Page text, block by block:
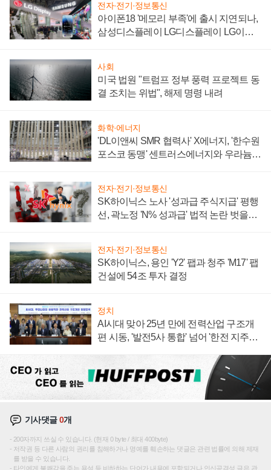
전자·전기·정보통신
아이폰18 '메모리 부족'에 출시 지연되나,
삼성디스플레이 LG디스플레이 LG이노
사회
미국 법원 "트럼프 정부 풍력 프로젝트 동
결 조치는 위법", 해제 명령 내려
화학·에너지
'DL이앤씨 SMR 협력사' X에너지, '한수원
포스코 동맹' 센트러스에너지와 우라늄
전자·전기·정보통신
SK하이닉스 노사 '성과급 주식지급' 평행
선, 곽노정 'N% 성과급' 법적 논란 벗을지
전자·전기·정보통신
SK하이닉스, 용인 'Y2' 팹과 청주 'M17' 팹
건설에 54조 투자 결정
정치
AI시대 맞아 25년 만에 전력산업 구조개
편 시동, '발전5사 통합' 넘어 '한전 지주사'
기사댓글0개
200자까지 쓰실 수 있습니다. (현재 0 byte / 최대 400byte)
저작권 등 다른 사람의 권리를 침해하거나 명예를 훼손하는 댓글은 관련 법률에 의해 제재
를 받을 수 있습니다.
타인에게 불쾌감을 주는 욕설 등 비하하는 단어가 내용에 포함되거나 인신공격성 글은 관